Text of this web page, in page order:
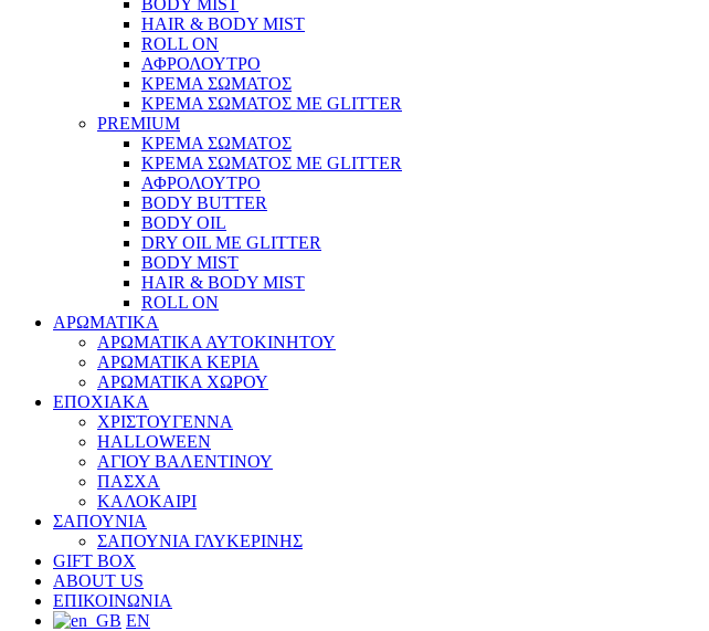
BODY MIST
HAIR & BODY MIST
ROLL ON
ΑΦΡΟΛΟΥΤΡΟ
ΚΡΕΜΑ ΣΩΜΑΤΟΣ
ΚΡΕΜΑ ΣΩΜΑΤΟΣ ΜΕ GLITTER
PREMIUM
ΚΡΕΜΑ ΣΩΜΑΤΟΣ
ΚΡΕΜΑ ΣΩΜΑΤΟΣ ΜΕ GLITTER
ΑΦΡΟΛΟΥΤΡΟ
BODY BUTTER
BODY OIL
DRY OIL ΜΕ GLITTER
BODY MIST
HAIR & BODY MIST
ROLL ON
ΑΡΩΜΑΤΙΚΑ
ΑΡΩΜΑΤΙΚΑ ΑΥΤΟΚΙΝΗΤΟΥ
ΑΡΩΜΑΤΙΚΑ ΚΕΡΙΑ
ΑΡΩΜΑΤΙΚΑ ΧΩΡΟΥ
ΕΠΟΧΙΑΚΑ
ΧΡΙΣΤΟΥΓΕΝΝΑ
HALLOWEEN
ΑΓΙΟΥ ΒΑΛΕΝΤΙΝΟΥ
ΠΑΣΧΑ
ΚΑΛΟΚΑΙΡΙ
ΣΑΠΟΥΝΙΑ
ΣΑΠΟΥΝΙΑ ΓΛΥΚΕΡΙΝΗΣ
GIFT BOX
ABOUT US
ΕΠΙΚΟΙΝΩΝΙΑ
EN